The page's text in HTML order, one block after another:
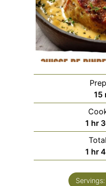
15
1 hour
hr
1 hour
hr
Servings: